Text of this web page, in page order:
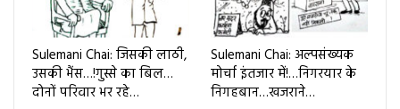
Sulemani Chai: जिसकी लाठी,
उसकी भैंस…!गुस्से का बिल…
दोनों परिवार भर रहे…
Sulemani Chai: अल्पसंख्यक
मोर्चा इंतजार में!…निगरयार के
निगहबान…खजराने…